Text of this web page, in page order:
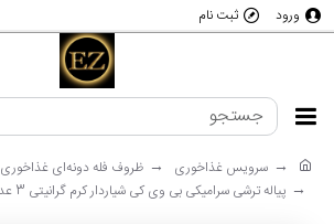
ورود ثبت نام
سرویس غذاخوری
ظروف فله دونه‌ای غذاخوری
پیاله ترشی سرامیکی بی وی کی شیاردار کرم گرانیتی 3 عددی